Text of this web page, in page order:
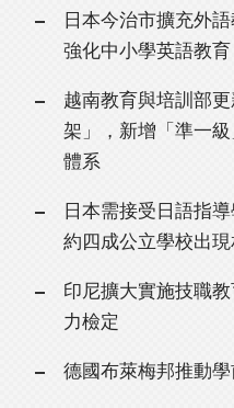
日本今治市擴充外
強化中小學英語教育
越南教育與培訓部
架」，新增「準一
體系
日本需接受日語指
約四成公立學校出
印尼擴大實施技職
力檢定
德國布萊梅邦推動